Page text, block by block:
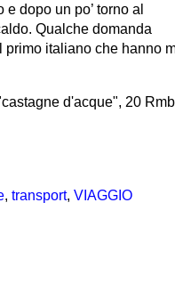
dopo un po’ torno al
Qualche domanda
italiano che hanno
d'acque", 20 Rmb
, transport, VIAGGIO